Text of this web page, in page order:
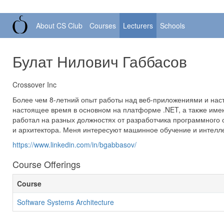
About CS Club Courses Lecturers Schools
Булат Нилович Габбасов
Crossover Inc
Более чем 8-летний опыт работы над веб-приложениями и
настоящее время в основном на платформе .NET, а также
работал на разных должностях от разработчика
и архитектора. Меня интересуют машинное обучение и
https://www.linkedin.com/in/bgabbasov/
Course Offerings
Course
Software Systems Architecture